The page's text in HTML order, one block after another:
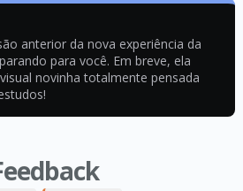
anterior da nova experiência da
para você. Em breve, ela
novinha totalmente pensada